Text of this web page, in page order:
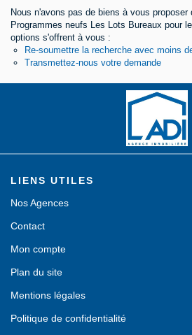
Gestion
Contact
Nous n'avons pas de biens à vous proposer
Programmes neufs Les Lots Bureaux pour
options s'offrent à vous :
Re-soumettre la recherche avec moins
Transmettez-nous votre demande
LIENS UTILES
Nos Agences
Contact
Mon compte
Plan du site
Mentions légales
Politique de confidentialité